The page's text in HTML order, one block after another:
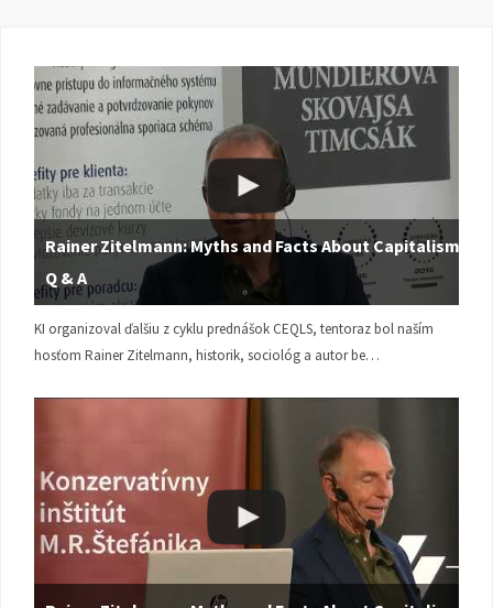
Rainer Zitelmann: Myths and Facts About Capitalism |
Q & A
KI organizoval ďalšiu z cyklu prednášok CEQLS, tentoraz bol naším
hosťom Rainer Zitelmann, historik, sociológ a autor be…